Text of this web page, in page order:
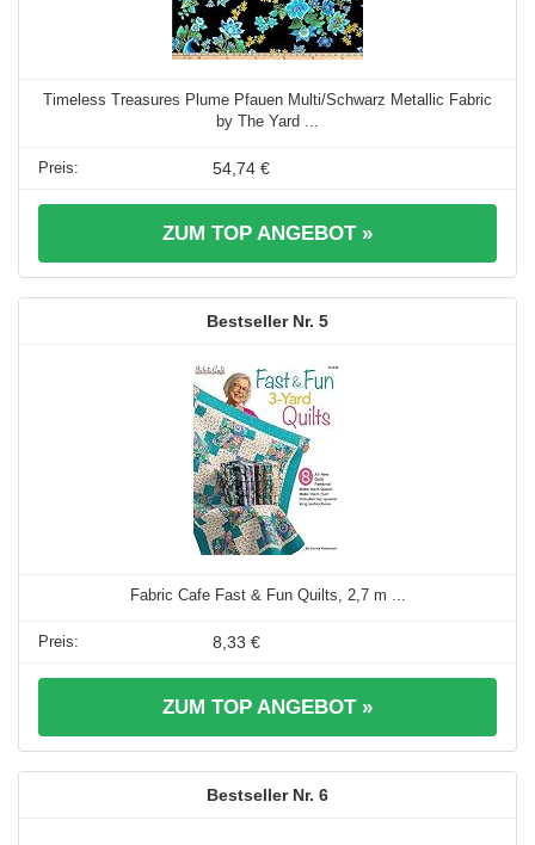
Timeless Treasures Plume Pfauen Multi/Schwarz Metallic Fabric
by The Yard ...
54,74 €
ZUM TOP ANGEBOT »
5
Fabric Cafe Fast & Fun Quilts, 2,7 m ...
8,33 €
ZUM TOP ANGEBOT »
6